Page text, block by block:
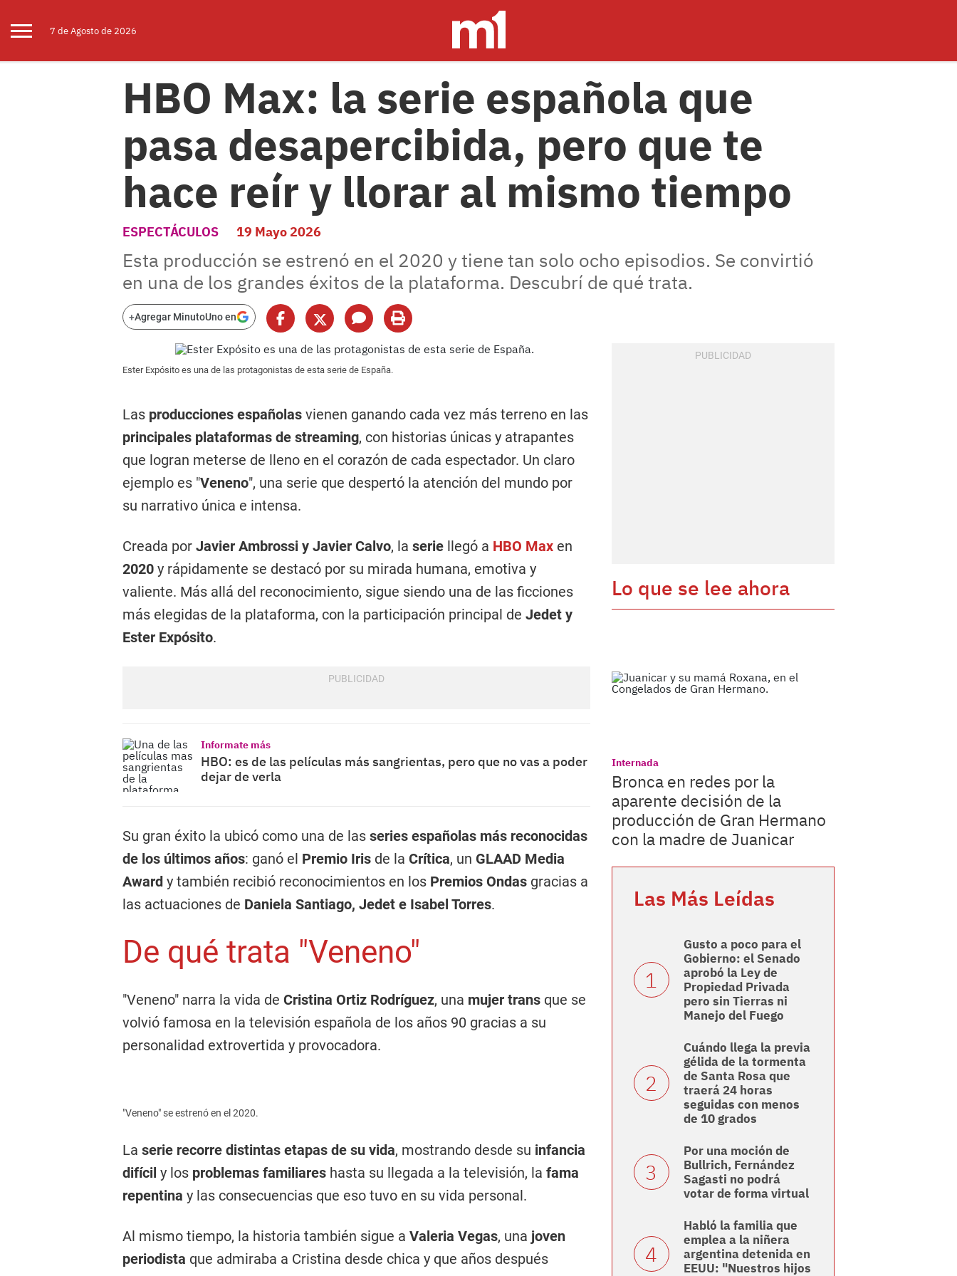
7 deAgostode 2026
HBO Max: la serie española que
pasa desapercibida, pero que te
hace reír y llorar al mismo tiempo
ESPECTÁCULOS 19 Mayo 2026
Esta producción se estrenó en el 2020 y tiene tan solo ocho episodios. Se convirtió
en una de los grandes éxitos de la plataforma. Descubrí de qué trata.
+Agregar MinutoUno en
Ester Expósito es una de las protagonistas de esta serie de España.
Las producciones españolas vienen ganando cada vez más terreno en las
principales plataformas de streaming, con historias únicas y atrapantes
que logran meterse de lleno en el corazón de cada espectador. Un claro
ejemplo es "Veneno", una serie que despertó la atención del mundo por
su narrativo única e intensa.
Creada por Javier Ambrossi y Javier Calvo, la serie llegó a HBO Max en
2020 y rápidamente se destacó por su mirada humana, emotiva y
valiente. Más allá del reconocimiento, sigue siendo una de las ficciones
más elegidas de la plataforma, con la participación principal de Jedet y
Ester Expósito.
Informate más
HBO: es de las películas más sangrientas, pero que no vas a poder
dejar de verla
Su gran éxito la ubicó como una de las series españolas más reconocidas
de los últimos años: ganó el Premio Iris de la Crítica, un GLAAD Media
Award y también recibió reconocimientos en los Premios Ondas gracias a
las actuaciones de Daniela Santiago, Jedet e Isabel Torres.
De qué trata "Veneno"
"Veneno" narra la vida de Cristina Ortiz Rodríguez, una mujer trans que se
volvió famosa en la televisión española de los años 90 gracias a su
personalidad extrovertida y provocadora.
"Veneno" se estrenó en el 2020.
La serie recorre distintas etapas de su vida, mostrando desde su infancia
difícil y los problemas familiares hasta su llegada a la televisión, la fama
repentina y las consecuencias que eso tuvo en su vida personal.
Al mismo tiempo, la historia también sigue a Valeria Vegas, una joven
periodista que admiraba a Cristina desde chica y que años después
Lo que se lee ahora
Internada
Bronca en redes por la
aparente decisión de la
producción de Gran Hermano
con la madre de Juanicar
Las Más Leídas
Gusto a poco para el
Gobierno: el Senado
aprobó la Ley de
Propiedad Privada
pero sin Tierras ni
Manejo del Fuego
Cuándo llega la previa
gélida de la tormenta
de Santa Rosa que
traerá 24 horas
seguidas con menos
de 10 grados
Por una moción de
Bullrich, Fernández
Sagasti no podrá
votar de forma virtual
Habló la familia que
emplea a la niñera
argentina detenida en
EEUU: "Nuestros hijos